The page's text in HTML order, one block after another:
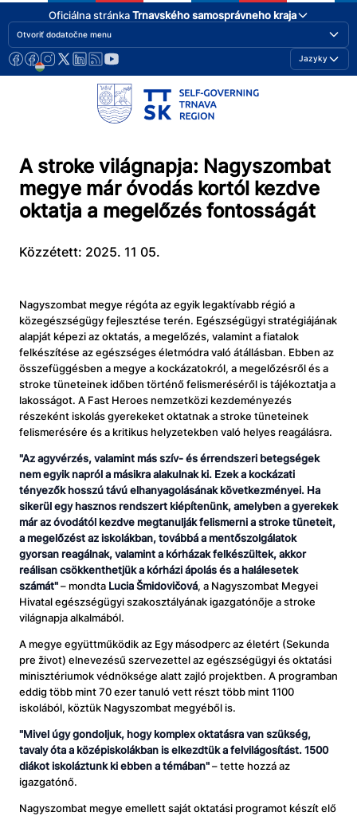
Oficiálna stránkaTrnavského samosprávneho kraja
Otvoriť dodatočne menu
Jazyky
A stroke világnapja: Nagyszombat
megye már óvodás kortól kezdve
oktatja a megelőzés fontosságát
Közzétett: 2025. 11 05.
Nagyszombat megye régóta az egyik legaktívabb régió a
közegészségügy fejlesztése terén. Egészségügyi stratégiájának
alapját képezi az oktatás, a megelőzés, valamint a fiatalok
felkészítése az egészséges életmódra való átállásban. Ebben az
összefüggésben a megye a kockázatokról, a megelőzésről és a
stroke tüneteinek időben történő felismeréséről is tájékoztatja a
lakosságot. A Fast Heroes nemzetközi kezdeményezés
részeként iskolás gyerekeket oktatnak a stroke tüneteinek
felismerésére és a kritikus helyzetekben való helyes reagálásra.
"Az agyvérzés, valamint más szív- és érrendszeri betegségek
nem egyik napról a másikra alakulnak ki. Ezek a kockázati
tényezők hosszú távú elhanyagolásának következményei. Ha
sikerül egy hasznos rendszert kiépítenünk, amelyben a gyerekek
már az óvodától kezdve megtanulják felismerni a stroke tüneteit,
a megelőzést az iskolákban, továbbá a mentőszolgálatok
gyorsan reagálnak, valamint a kórházak felkészültek, akkor
reálisan csökkenthetjük a kórházi ápolás és a halálesetek
számát"– mondta Lucia Šmidovičová, a Nagyszombat Megyei
Hivatal egészségügyi szakosztályának igazgatónője a stroke
világnapja alkalmából.
A megye együttműködik az Egy másodperc az életért (Sekunda
pre život) elnevezésű szervezettel az egészségügyi és oktatási
minisztériumok védnöksége alatt zajló projektben. A programban
eddig több mint 70 ezer tanuló vett részt több mint 1100
iskolából, köztük Nagyszombat megyéből is.
"Mivel úgy gondoljuk, hogy komplex oktatásra van szükség,
tavaly óta a középiskolákban is elkezdtük a felvilágosítást. 1500
diákot iskoláztunk ki ebben a témában"– tette hozzá az
igazgatónő.
Nagyszombat megye emellett saját oktatási programot készít elő